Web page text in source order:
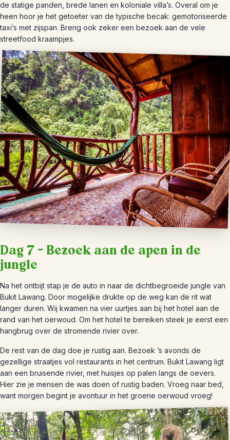
de statige panden, brede lanen en koloniale villa’s. Overal om je
heen hoor je het getoeter van de typische becak: gemotoriseerde
taxi’s met zijspan. Breng ook zeker een bezoek aan de vele
streetfood kraampjes.
Dag 7 – Bezoek aan de apen in de
jungle
Na het ontbijt stap je de auto in naar de dichtbegroeide jungle van
Bukit Lawang. Door mogelijke drukte op de weg kan de rit wat
langer duren. Wij kwamen na vier uurtjes aan bij het hotel aan de
rand van het oerwoud. Om het hotel te bereiken steek je eerst een
hangbrug over de stromende rivier over.
De rest van de dag doe je rustig aan. Bezoek ’s avonds de
gezellige straatjes vol restaurants in het centrum. Bukit Lawang ligt
aan een bruisende rivier, met huisjes op palen langs de oevers.
Hier zie je mensen de was doen of rustig baden. Vroeg naar bed,
want morgen begint je avontuur in het groene oerwoud vroeg!